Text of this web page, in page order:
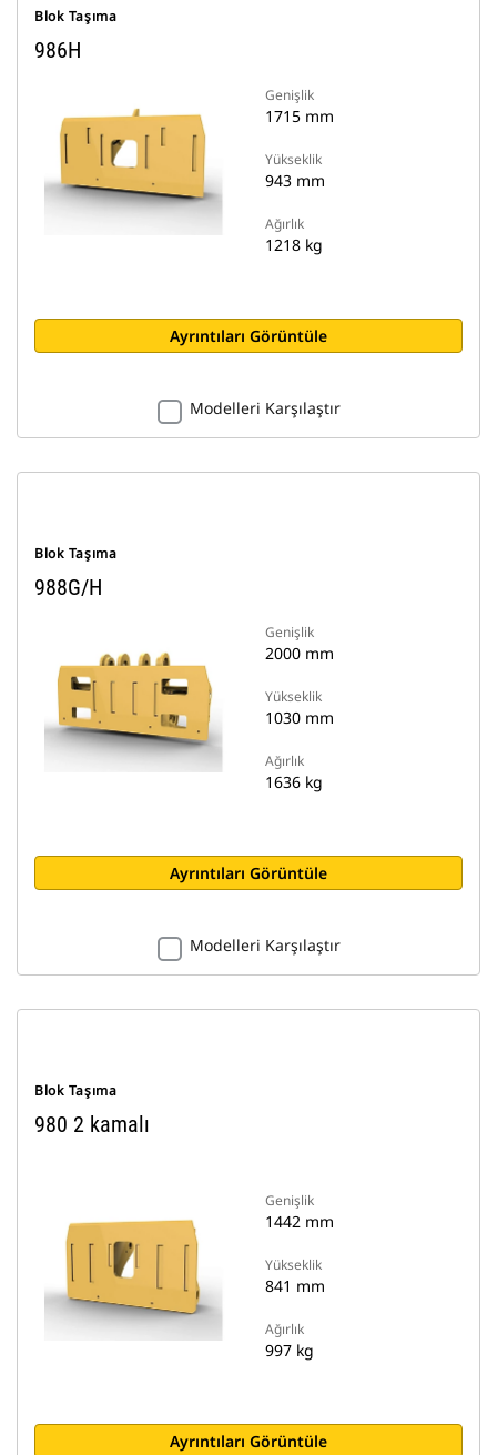
Blok Taşıma
986H
Genişlik
1715 mm
Yükseklik
943 mm
Ağırlık
1218 kg
Ayrıntıları Görüntüle
Modelleri Karşılaştır
Blok Taşıma
988G/H
Genişlik
2000 mm
Yükseklik
1030 mm
Ağırlık
1636 kg
Ayrıntıları Görüntüle
Modelleri Karşılaştır
Blok Taşıma
980 2 kamalı
Genişlik
1442 mm
Yükseklik
841 mm
Ağırlık
997 kg
Ayrıntıları Görüntüle